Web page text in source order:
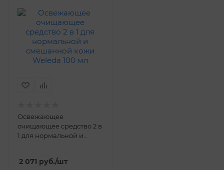
Освежающее
очищающее средство 2 в
1 для нормальной и
2 071 руб./шт